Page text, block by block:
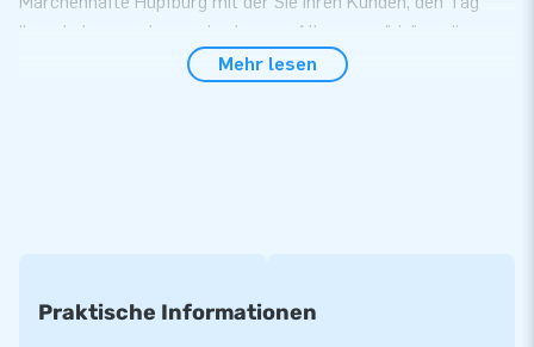
Ihres Lebens wahr werden lassen. Alle sagen "Ja" zu diesem
traumhaften Hochzeit Hüpfburg!
Gebläse, Erdnägel, Transporttasche und einer deutlichen
Mehr lesen
Praktische Informationen